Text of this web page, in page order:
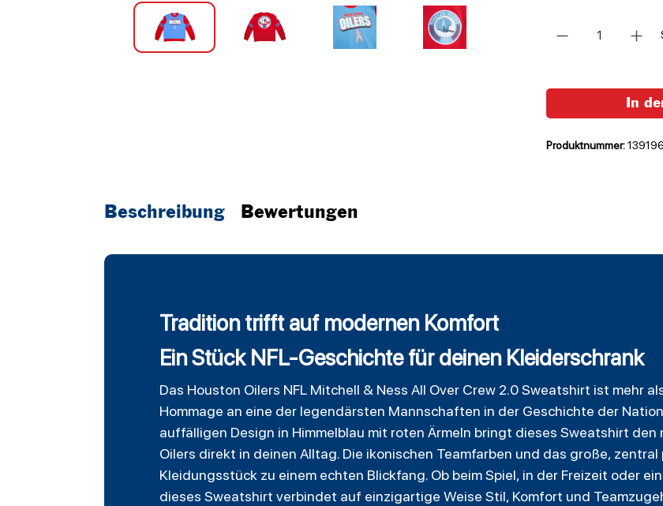
In
Produktnummer:
Beschreibung Bewertungen
Tradition trifft auf modernen Komfort
Ein Stück NFL-Geschichte für deinen Kleiderschrank
Das Houston Oilers NFL Mitchell & Ness All Over Crew 2.0 Sweatshirt ist mehr
Hommage an eine der legendärsten Mannschaften in der Geschichte der
auffälligen Design in Himmelblau mit roten Ärmeln bringt dieses Sweatshirt
Oilers direkt in deinen Alltag. Die ikonischen Teamfarben und das große,
Kleidungsstück zu einem echten Blickfang. Ob beim Spiel, in der Freizeit oder
dieses Sweatshirt verbindet auf einzigartige Weise Stil, Komfort und